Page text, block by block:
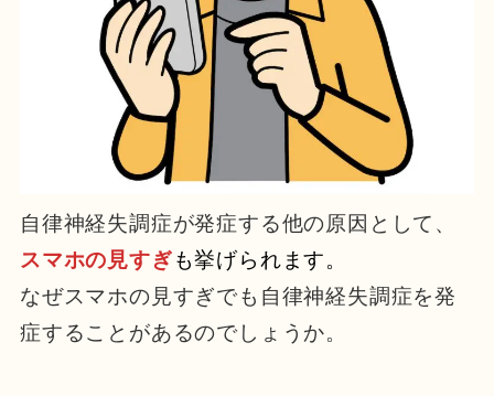
自律神経失調症が発症する他の原因として、
スマホの見すぎも挙げられます。
なぜスマホの見すぎでも自律神経失調症を発
症することがあるのでしょうか。